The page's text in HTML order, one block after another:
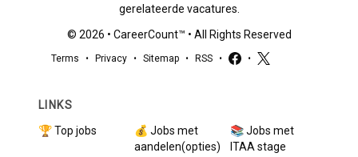
gerelateerde vacatures.
© 2026 • CareerCount™ • All Rights Reserved
Terms • Privacy • Sitemap • RSS • •
LINKS
🏆 Top jobs
💰 Jobs met
aandelen(opties)
📚 Jobs met
ITAA stage